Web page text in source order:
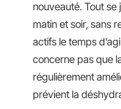
nouveauté. Tout se
matin et soir, sans
actifs le temps
concerne pas que
régulièrement
prévient la